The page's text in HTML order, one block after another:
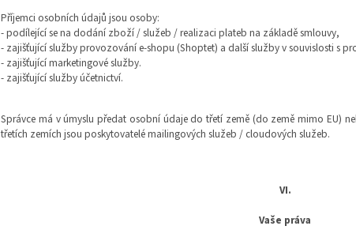
Příjemci osobních údajů jsou osoby:
- podílející se na dodání zboží / služeb / realizaci plateb na základě smlouvy,
- zajišťující služby provozování e-shopu (Shoptet) a další služby v souvislosti s
- zajišťující marketingové služby.
- zajišťující služby účetnictví.
Správce má v úmyslu předat osobní údaje do třetí země (do země mimo EU)
třetích zemích jsou poskytovatelé mailingových služeb / cloudových služeb.
VI.
Vaše práva